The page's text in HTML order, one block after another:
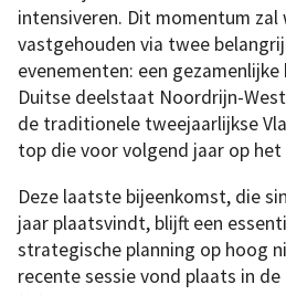
intensiveren. Dit momentum zal
vastgehouden via twee
evenementen: een
Duitse deelstaat Noordrijn-
de traditionele tweejaarlijkse
top die voor volgend jaar op
Deze laatste bijeenkomst, die
jaar plaatsvindt, blijft een
strategische planning op hoog
recente sessie vond plaats in